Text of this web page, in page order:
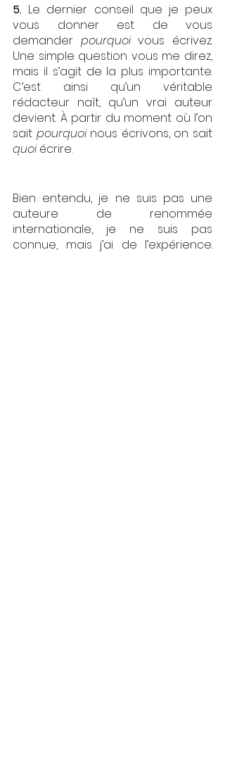
5. Le dernier conseil que je peux
vous donner est de vous
demander pourquoi vous écrivez.
Une simple question vous me direz,
mais il s’agit de la plus importante.
C’est ainsi qu’un véritable
rédacteur naît, qu’un vrai auteur
devient. À partir du moment où l’on
sait pourquoi
quoi écrire.
Bien entendu, je ne suis pas une
auteure de renommée
internationale, je ne suis pas
connue, mais j’ai de l’expérience.